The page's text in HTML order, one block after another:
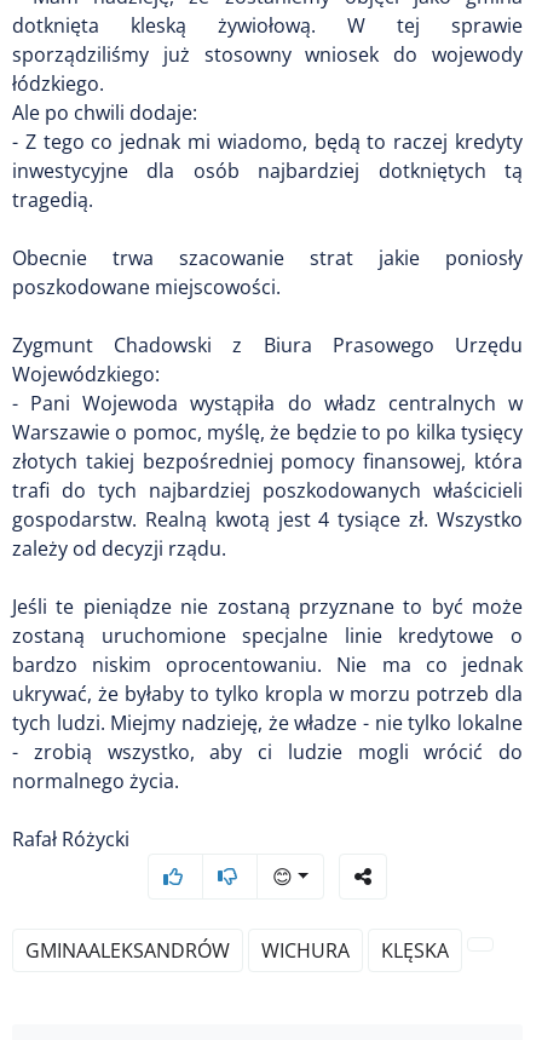
dotknięta kleską żywiołową. W tej sprawie
sporządziliśmy już stosowny wniosek do wojewody
łódzkiego.
Ale po chwili dodaje:
- Z tego co jednak mi wiadomo, będą to raczej kredyty
inwestycyjne dla osób najbardziej dotkniętych tą
tragedią.
Obecnie trwa szacowanie strat jakie poniosły
poszkodowane miejscowości.
Zygmunt Chadowski z Biura Prasowego Urzędu
Wojewódzkiego:
- Pani Wojewoda wystąpiła do władz centralnych w
Warszawie o pomoc, myślę, że będzie to po kilka tysięcy
złotych takiej bezpośredniej pomocy finansowej, która
trafi do tych najbardziej poszkodowanych właścicieli
gospodarstw. Realną kwotą jest 4 tysiące zł. Wszystko
zależy od decyzji rządu.
Jeśli te pieniądze nie zostaną przyznane to być może
zostaną uruchomione specjalne linie kredytowe o
bardzo niskim oprocentowaniu. Nie ma co jednak
ukrywać, że byłaby to tylko kropla w morzu potrzeb dla
tych ludzi. Miejmy nadzieję, że władze - nie tylko lokalne
- zrobią wszystko, aby ci ludzie mogli wrócić do
normalnego życia.
Rafał Różycki
😊
GMINAALEKSANDRÓW WICHURA KLĘSKA